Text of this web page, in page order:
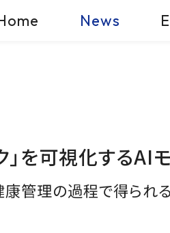
News
」を可視化するAI
管理の過程で得ら